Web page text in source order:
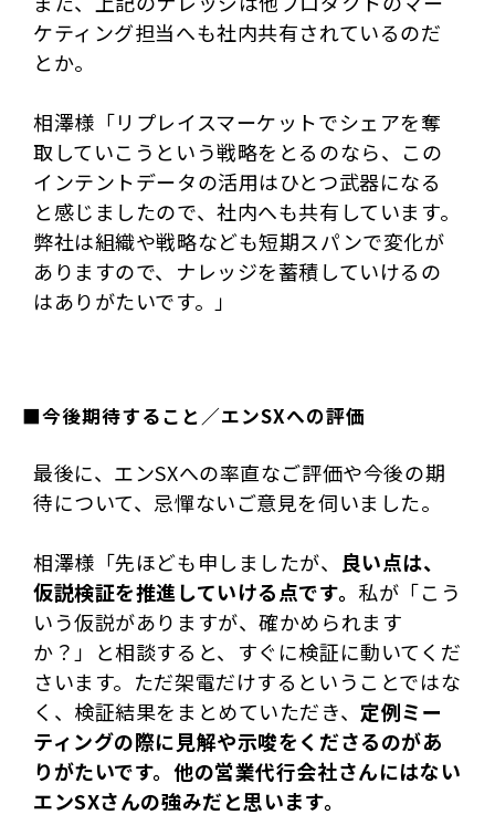
ケティング担当へも社内共有されているのだ
とか。
相澤様「リプレイスマーケットでシェアを奪
取していこうという戦略をとるのなら、この
インテントデータの活用はひとつ武器になる
と感じましたので、社内へも共有しています。
弊社は組織や戦略なども短期スパンで変化が
ありますので、ナレッジを蓄積していけるの
はありがたいです。」
■今後期待すること／エンSXへの評価
最後に、エンSXへの率直なご評価や今後の期
待について、忌憚ないご意見を伺いました。
相澤様「先ほども申しましたが、 良い点は、
仮説検証を推進していける点です。 私が「こう
いう仮説がありますが、確かめられます
か？」と相談すると、すぐに検証に動いてくだ
さいます。ただ架電だけするということではな
く、検証結果をまとめていただき、 定例ミー
ティングの際に見解や示唆をくださるのがあ
りがたいです。他の営業代行会社さんにはない
エンSXさんの強みだと思います。